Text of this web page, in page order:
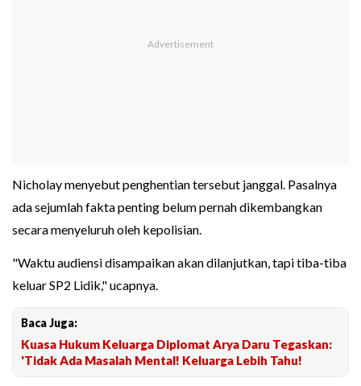
Nicholay menyebut penghentian tersebut janggal. Pasalnya
ada sejumlah fakta penting belum pernah dikembangkan
secara menyeluruh oleh kepolisian.
"Waktu audiensi disampaikan akan dilanjutkan, tapi tiba-tiba
keluar SP2 Lidik," ucapnya.
Baca Juga:
Kuasa Hukum Keluarga Diplomat Arya Daru Tegaskan:
'Tidak Ada Masalah Mental! Keluarga Lebih Tahu!